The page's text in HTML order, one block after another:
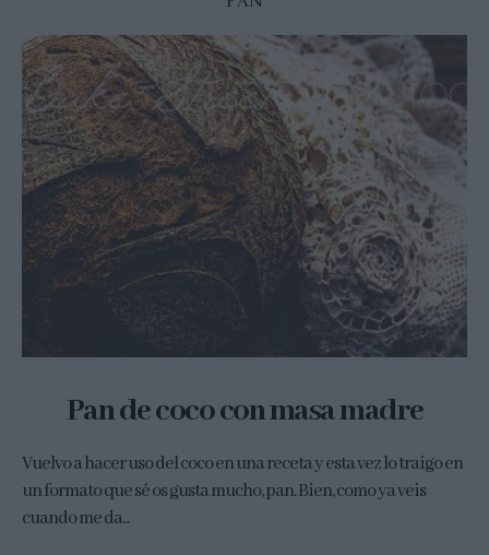
Pan de coco con masa madre
Vuelvo a hacer uso del coco en una receta y esta vez lo traigo en
un formato que sé os gusta mucho, pan. Bien, como ya veis
cuando me da...